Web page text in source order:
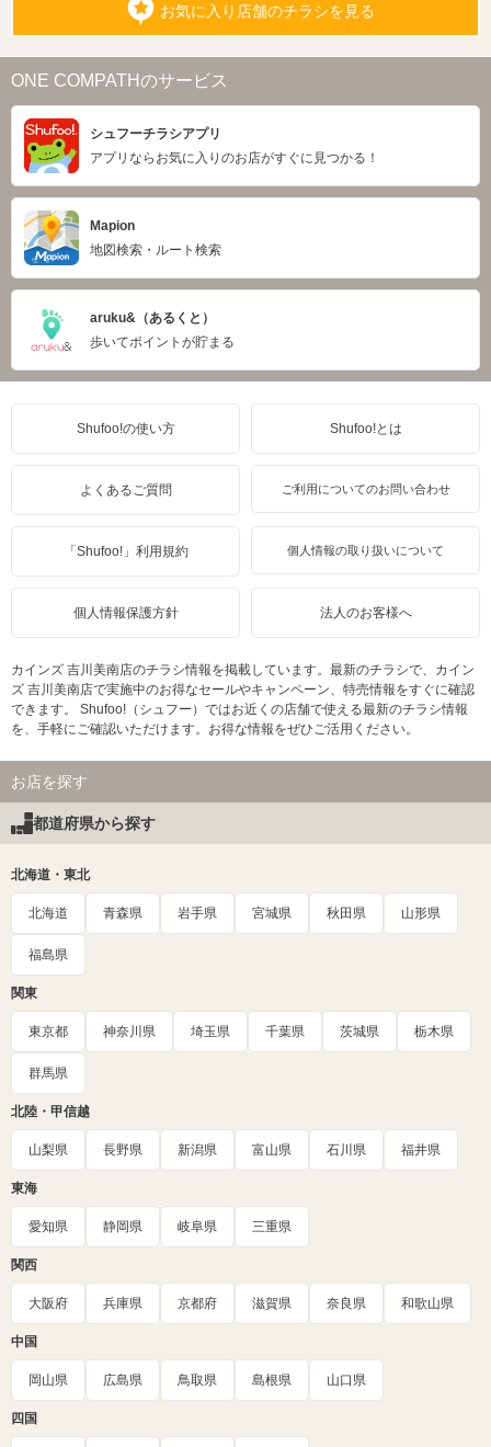
お気に入り店舗のチラシを見る
ONE COMPATHのサービス
シュフーチラシアプリ
アプリならお気に入りのお店がすぐに見つかる！
Mapion
地図検索・ルート検索
aruku&（あるくと）
歩いてポイントが貯まる
Shufoo!の使い方 Shufoo!とは
よくあるご質問 ご利用についてのお問い合わせ
「Shufoo!」利用規約 個人情報の取り扱いについて
個人情報保護方針 法人のお客様へ
カインズ 吉川美南店のチラシ情報を掲載しています。最新のチラシで、カイン
ズ 吉川美南店で実施中のお得なセールやキャンペーン、特売情報をすぐに確認
できます。 Shufoo!（シュフー）ではお近くの店舗で使える最新のチラシ情報
を、手軽にご確認いただけます。お得な情報をぜひご活用ください。
お店を探す
都道府県から探す
北海道・東北
北海道 青森県 岩手県 宮城県 秋田県 山形県
福島県
関東
東京都 神奈川県 埼玉県 千葉県 茨城県 栃木県
群馬県
北陸・甲信越
山梨県 長野県 新潟県 富山県 石川県 福井県
東海
愛知県 静岡県 岐阜県 三重県
関西
大阪府 兵庫県 京都府 滋賀県 奈良県 和歌山県
中国
岡山県 広島県 鳥取県 島根県 山口県
四国